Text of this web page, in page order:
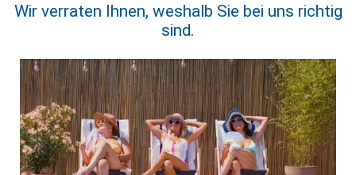
Wir verraten Ihnen, weshalb Sie bei uns richtig
sind.